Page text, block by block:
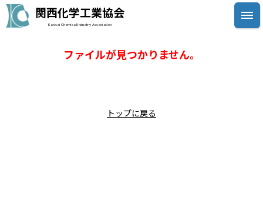
関西化学工業協会
Kansai Chemical Industry Association
ファイルが見つかりません。
トップに戻る